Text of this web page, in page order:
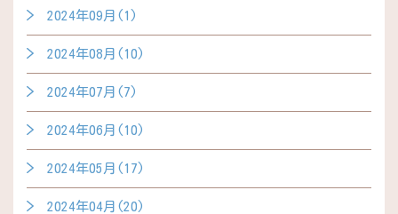
2024年09月(1)
2024年08月(10)
2024年07月(7)
2024年06月(10)
2024年05月(17)
2024年04月(20)